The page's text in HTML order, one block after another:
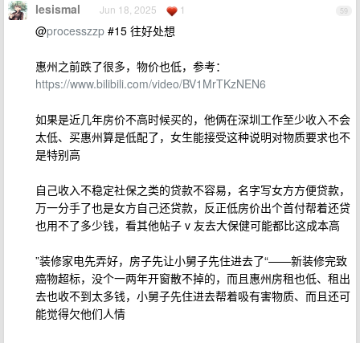
59
lesismal Jun 18, 2025 1
@processzzp #15 往好处想
惠州之前跌了很多，物价也低，参考：
https://www.bilibili.com/video/BV1MrTKzNEN6
如果是近几年房价不高时候买的，他俩在深圳工作至少收入不会
太低、买惠州算是低配了，女生能接受这种说明对物质要求也不
是特别高
自己收入不稳定社保之类的贷款不容易，名字写女方方便贷款，
万一分手了也是女方自己还贷款，反正低房价出个首付帮着还贷
也用不了多少钱，看其他帖子 v 友去大保健可能都比这成本高
”装修家电先弄好，房子先让小舅子先住进去了“——新装修完致
癌物超标，没个一两年开窗散不掉的，而且惠州房租也低、租出
去也收不到太多钱，小舅子先住进去帮着吸有害物质、而且还可
能觉得欠他们人情